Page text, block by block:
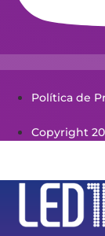
Política de
Copyright